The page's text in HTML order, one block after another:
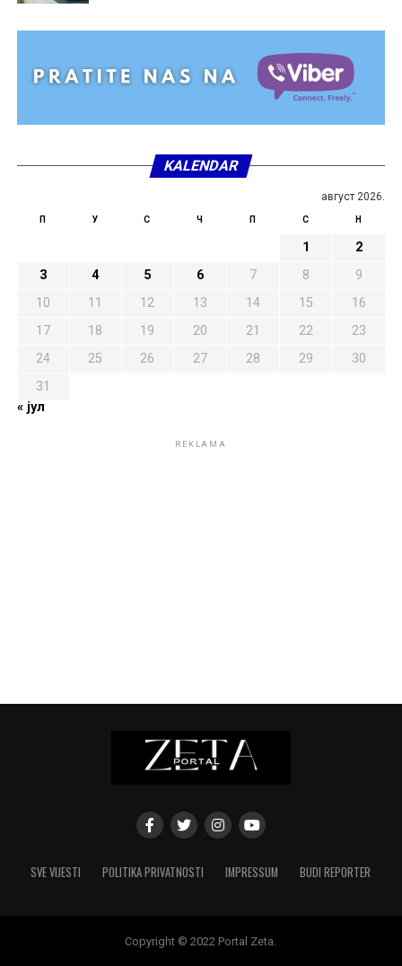
KALENDAR
август 2026.
П У С Ч П С Н
1
2
3
4 5 6 7 8
9
10
11 12 13 14 15
16
17
18 19 20 21 22
23
24
25 26 27 28 29
30
31
« јул
REKLAMA
SVE VIJESTI POLITIKA PRIVATNOSTI IMPRESSUM BUDI REPORTER
Copyright © 2022 Portal Zeta.